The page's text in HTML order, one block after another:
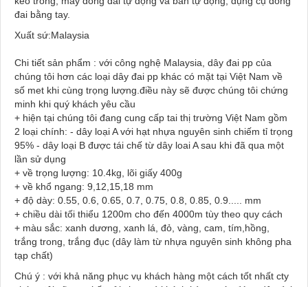
đai bằng tay.
Xuất sứ:Malaysia
Chi tiết sản phẩm : với công nghệ Malaysia, dây đai pp của
chúng tôi hơn các loại dây đai pp khác có mặt tại Việt Nam về
số met khi cùng trọng lượng.điều này sẽ được chúng tôi chứng
minh khi quý khách yêu cầu
+ hiện tại chúng tôi đang cung cấp tai thị trường Việt Nam gồm
2 loại chính: - dây loại A với hạt nhựa nguyên sinh chiếm tỉ trọng
95% - dây loại B được tái chế từ dây loai A sau khi đã qua một
lần sử dụng
+ về trọng lượng: 10.4kg, lõi giấy 400g
+ về khổ ngang: 9,12,15,18 mm
+ độ dày: 0.55, 0.6, 0.65, 0.7, 0.75, 0.8, 0.85, 0.9..... mm
+ chiều dài tối thiểu 1200m cho đến 4000m tùy theo quy cách
+ màu sắc: xanh dương, xanh lá, đỏ, vàng, cam, tím,hồng,
trắng trong, trắng đục (dây làm từ nhựa nguyên sinh không pha
tạp chất)
Chú ý : với khả năng phục vụ khách hàng một cách tốt nhất cty